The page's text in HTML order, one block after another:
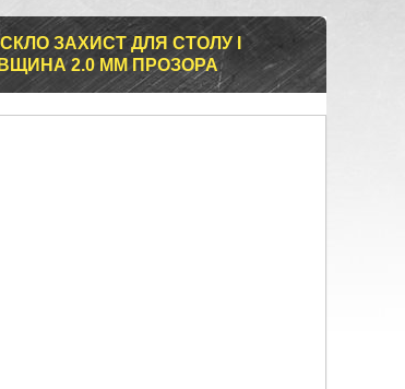
ЗАХИСТ ДЛЯ СТОЛУ І
2.0 ММ ПРОЗОРА